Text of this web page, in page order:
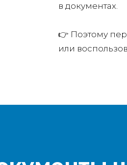
в документах.
👉 Поэтому
или